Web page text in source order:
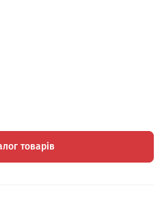
товарів